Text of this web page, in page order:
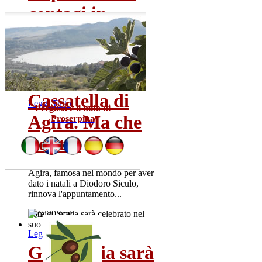
contagi in...
Sono una trentina gia' i tamponi
risultati positivi. La meta' dei
pazienti ricoverata...
mer 22 lug
Leggi Tutto
Cassatella di
Agira. Ma che
bontà!
Agira, famosa nel mondo per aver
dato i natali a Diodoro Siculo,
rinnova l'appuntamento...
dom 20 nov
Leggi Tutto
Gigi Scalia sarà
Pergusa e il mito di
Proserpina